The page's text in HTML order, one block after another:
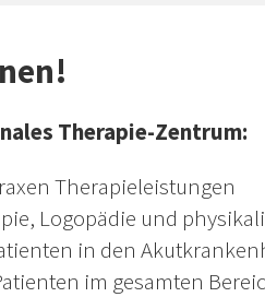
Therapie-Zentrum:
Therapieleistungen
Logopädie und
in den
im gesamten